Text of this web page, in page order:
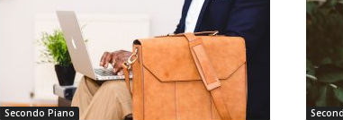
Secondo Piano